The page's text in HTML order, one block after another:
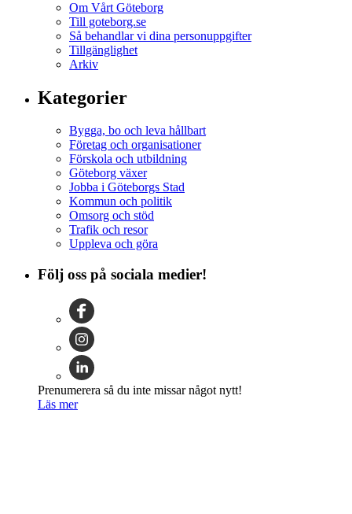
Om Vårt Göteborg
Till goteborg.se
Så behandlar vi dina personuppgifter
Tillgänglighet
Arkiv
Kategorier
Bygga, bo och leva hållbart
Företag och organisationer
Förskola och utbildning
Göteborg växer
Jobba i Göteborgs Stad
Kommun och politik
Omsorg och stöd
Trafik och resor
Uppleva och göra
Följ oss på sociala medier!
Prenumerera så du inte missar något nytt!
Läs mer